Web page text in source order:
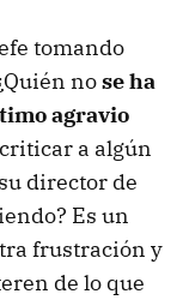
tomando
nose ha
agravio
a algún
director de
Es un
frustración y
de lo que